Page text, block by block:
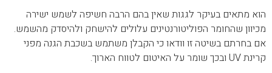
הוא מתאים בעיקר לגגות שאין בהם הרבה חשיפה לשמש ישירה
מכיוון שהחומר הפוליטורנטינים עלולים להישחק ולהיסדק מהשמש.
אם בחרתם בשיטה זו וודאו כי הקבלן משתמש בשכבת הגנה מפני
קרינת UV ובכך שומר על האיטום לטווח הארוך.